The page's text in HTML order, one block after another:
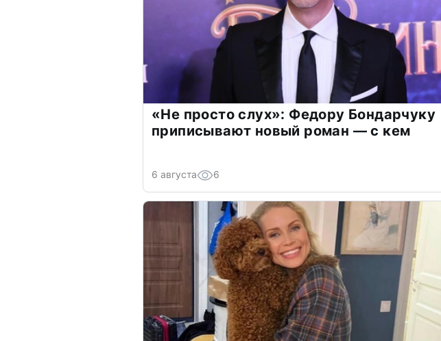
«Не просто слух»: Федору Бондарчуку
приписывают новый роман — с кем
6 августа 6